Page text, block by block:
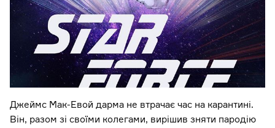
Джеймс Мак-Евой дарма не втрачає час на карантині.
Він, разом зі своїми колегами, вирішив зняти пародію